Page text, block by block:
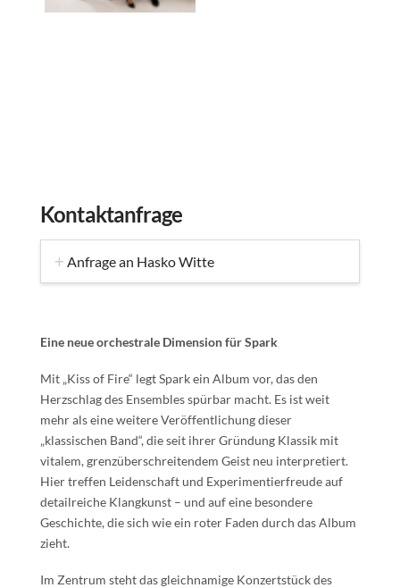
Kontaktanfrage
Anfrage an Hasko Witte
Eine neue orchestrale Dimension für Spark
Mit „Kiss of Fire“ legt Spark ein Album vor, das den
Herzschlag des Ensembles spürbar macht. Es ist weit
mehr als eine weitere Veröffentlichung dieser
„klassischen Band“, die seit ihrer Gründung Klassik mit
vitalem, grenzüberschreitendem Geist neu interpretiert.
Hier treffen Leidenschaft und Experimentierfreude auf
detailreiche Klangkunst – und auf eine besondere
Geschichte, die sich wie ein roter Faden durch das Album
zieht.
Im Zentrum steht das gleichnamige Konzertstück des